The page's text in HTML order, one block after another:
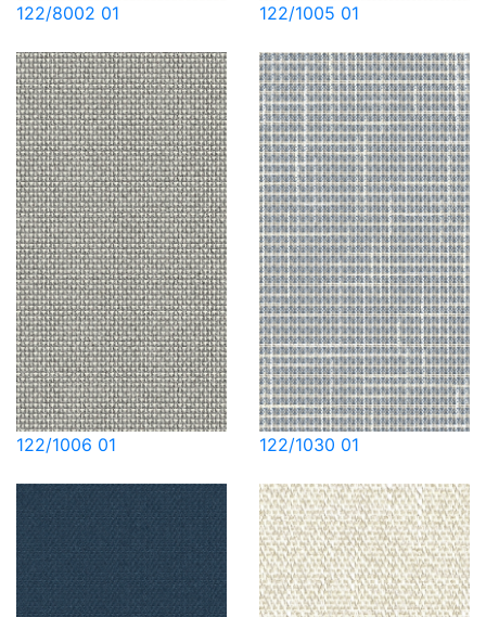
122/8002 01 122/1005 01
122/1006 01 122/1030 01